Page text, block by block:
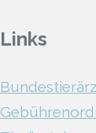
Links